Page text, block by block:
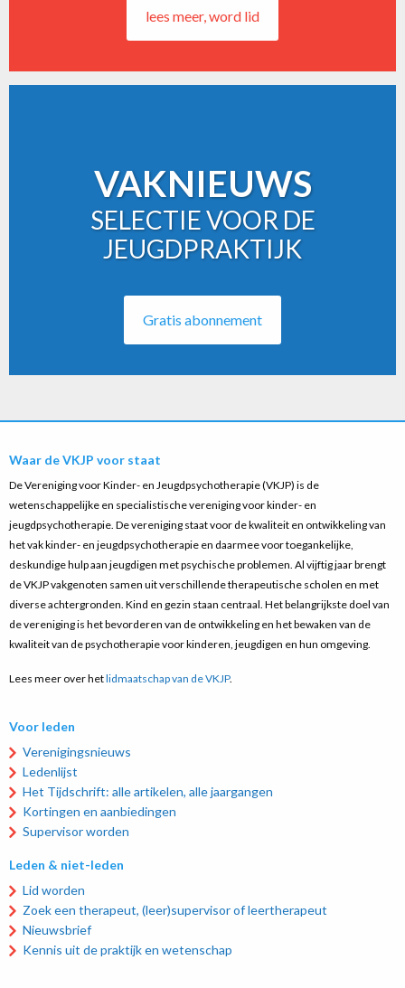
lees meer, word lid
VAKNIEUWS
SELECTIE VOOR DE
JEUGDPRAKTIJK
Gratis abonnement
Waar de VKJP voor staat
De Vereniging voor Kinder- en Jeugdpsychotherapie (VKJP) is de
wetenschappelijke en specialistische vereniging voor kinder- en
jeugdpsychotherapie. De vereniging staat voor de kwaliteit en ontwikkeling van
het vak kinder- en jeugdpsychotherapie en daarmee voor toegankelijke,
deskundige hulp aan jeugdigen met psychische problemen. Al vijftig jaar brengt
de VKJP vakgenoten samen uit verschillende therapeutische scholen en met
diverse achtergronden. Kind en gezin staan centraal. Het belangrijkste doel van
de vereniging is het bevorderen van de ontwikkeling en het bewaken van de
kwaliteit van de psychotherapie voor kinderen, jeugdigen en hun omgeving.
Lees meer over hetlidmaatschap van de VKJP.
Voor leden
Verenigingsnieuws
Ledenlijst
Het Tijdschrift: alle artikelen, alle jaargangen
Kortingen en aanbiedingen
Supervisor worden
Leden & niet-leden
Lid worden
Zoek een therapeut, (leer)supervisor of leertherapeut
Nieuwsbrief
Kennis uit de praktijk en wetenschap